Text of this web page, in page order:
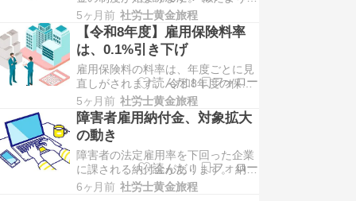
度見直しが…
名前の子ども・子育て「拠出金」と
いう制度も聞いたことがありません
でしょうか。 ブログへお越しいただ
きありがとうございます。 社会保険
労務士の鈴木翔太郎と申します。 令
和8年4月より国の新しい拠出金制度
「子ども・…
5ヶ月前 社労士黄金旅程
【令和8年度】雇用保険料率
は、0.1%引き下げ
雇用保険料の料率は、年度ごとに見
直しがされます。 令和8年度の保険
料率は、どうなるのでしょうか。 ブ
ログへお越しいただきありがとうご
ざいます。 社会保険労務士の鈴木翔
太郎と申します。 雇用保険に加入す
る従業員は、給与から保険料が控除
されます。 保険料率はずっと定率で
はなく、年度…
5ヶ月前 社労士黄金旅程
障害者雇用納付金、対象拡大
の動き
障害者の法定雇用率を下回った企業
に課される納付金があります。 納付
金対象の企業を拡大させる報告書が
6ヶ月前 社労士黄金旅程